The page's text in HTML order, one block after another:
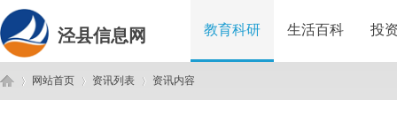
泾县信息网 教育科研 生活百科 投
网站首页 资讯列表 资讯内容